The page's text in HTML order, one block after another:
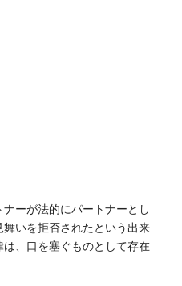
ーが法的にパートナーとし
いを拒否されたという出来
、口を塞ぐものとして存在